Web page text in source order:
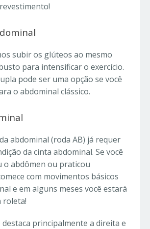
subir os glúteos ao mesmo
para intensificar o exercício.
pode ser uma opção se você
o abdominal clássico.
abdominal (roda AB) já requer
da cinta abdominal. Se você
o abdômen ou praticou
com movimentos básicos
e em alguns meses você estará
roleta!
destaca principalmente a direita e